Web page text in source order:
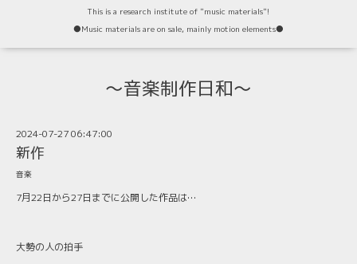
This is a research institute of "music materials"!
⚫️Music materials are on sale, mainly motion elements⚫️
〜音楽制作日和〜
2024-07-27 06:47:00
新作
音楽
7月22日から27日までに公開した作品は…
大勢の人の拍手